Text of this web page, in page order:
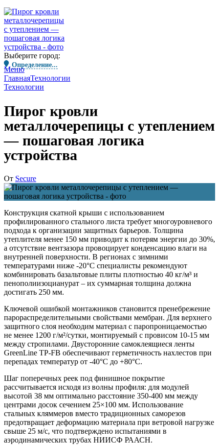
Выберите город:
Определение...
Меню
ГлавнаяТехнологии
Технологии
Пирог кровли
металлочерепицы с утеплением
— пошаговая логика
устройства
От Secure
Конструкция скатной крыши с использованием
профилированного стального листа требует многоуровневого
подхода к организации защитных барьеров. Толщина
утеплителя менее 150 мм приводит к потерям энергии до 30%,
а отсутствие вентзазора провоцирует конденсацию влаги на
внутренней поверхности. В регионах с зимними
температурами ниже -20°С специалисты рекомендуют
комбинировать базальтовые плиты плотностью 40 кг/м³ и
пенополиизоцианурат – их суммарная толщина должна
достигать 250 мм.
Ключевой ошибкой монтажников становится пренебрежение
парораспределительными свойствами мембран. Для верхнего
защитного слоя необходим материал с паропроницаемостью
не менее 1200 г/м²/сутки, монтируемый с провисом 10-15 мм
между стропилами. Двусторонние самоклеящиеся ленты
GreenLine TP-FB обеспечивают герметичность нахлестов при
перепадах температур от -40°С до +80°С.
Шаг поперечных реек под финишное покрытие
рассчитывается исходя из волны профиля: для модулей
высотой 38 мм оптимально расстояние 350-400 мм между
центрами досок сечением 25×100 мм. Использование
стальных кляммеров вместо традиционных саморезов
предотвращает деформацию материала при ветровой нагрузке
свыше 25 м/с, что подтверждено испытаниями в
аэродинамических трубах НИИСФ РААСН.